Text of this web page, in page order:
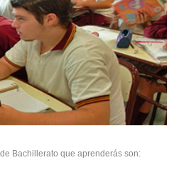
Bachillerato que aprenderás son: